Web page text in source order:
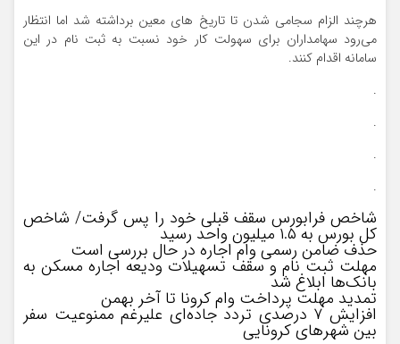
هرچند الزام سجامی شدن تا تاریخ های معین برداشته شد اما انتظار
می‌رود سهامداران برای سهولت کار خود نسبت به ثبت نام در این
سامانه اقدام کنند.
.
.
.
.
شاخص فرابورس سقف قبلی خود را پس گرفت/ شاخص
کل بورس به ۱.۵ میلیون واحد رسید
حذف ضامن رسمی وام اجاره در حال بررسی است
مهلت ثبت نام و سقف تسهیلات ودیعه اجاره مسکن به
بانک‌ها ابلاغ شد
تمدید مهلت پرداخت وام کرونا تا آخر بهمن
افزایش ۷ درصدی تردد جاده‌ای علیرغم ممنوعیت سفر
بین شهرهای کرونایی